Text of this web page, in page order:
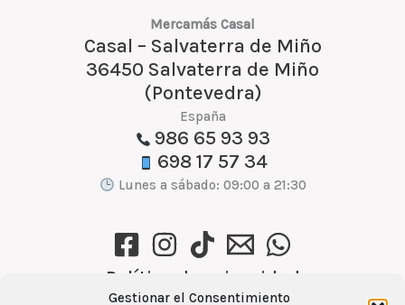
Gestionar el Consentimiento
Mercamás Casal
Casal – Salvaterra de Miño
36450 Salvaterra de Miño
(Pontevedra)
España
986 65 93 93
698 17 57 34
Lunes a sábado: 09:00 a 21:30
Política de privacidad